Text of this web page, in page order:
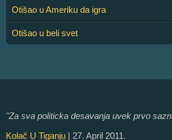
Otišao u Ameriku da igra
Otišao u beli svet
"Za sva politicka desavanja uvek prvo
Kolač U Tiganju | 27. April 2011.